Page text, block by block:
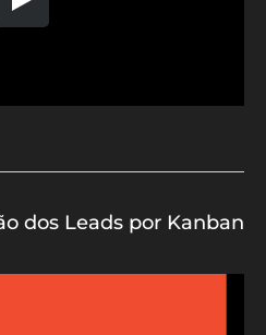
dos Leads por Kanban